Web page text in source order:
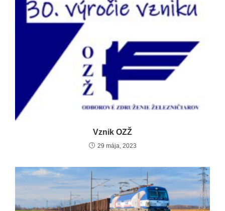
Vznik OZŽ
29 mája, 2023